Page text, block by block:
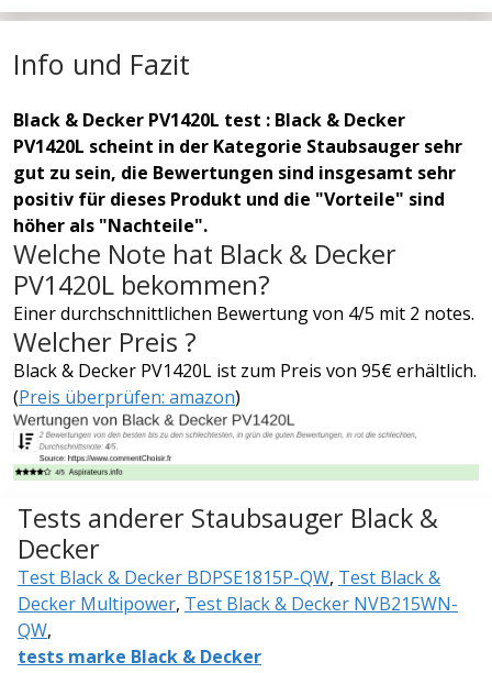
Info und Fazit
Black & Decker PV1420L test : Black & Decker
PV1420L scheint in der Kategorie Staubsauger sehr
gut zu sein, die Bewertungen sind insgesamt sehr
positiv für dieses Produkt und die "Vorteile" sind
höher als "Nachteile".
Welche Note hat Black & Decker
PV1420L bekommen?
Einer durchschnittlichen Bewertung von 4/5 mit 2 notes.
Welcher Preis ?
Black & Decker PV1420L ist zum Preis von 95€ erhältlich.
(Preis überprüfen: amazon)
Tests anderer Staubsauger Black &
Decker
Test Black & Decker BDPSE1815P-QW, Test Black &
Decker Multipower, Test Black & Decker NVB215WN-
QW,
tests marke Black & Decker